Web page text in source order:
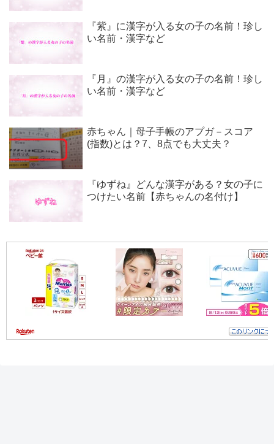
『紫』に漢字が入る女の子の名前！珍し
い名前・漢字など
『月』の漢字が入る女の子の名前！珍し
い名前・漢字など
赤ちゃん｜母子手帳のアプガ－スコア
(指数)とは？7、8点でも大丈夫？
『ゆずね』どんな漢字がある？女の子に
つけたい名前【赤ちゃんの名付け】